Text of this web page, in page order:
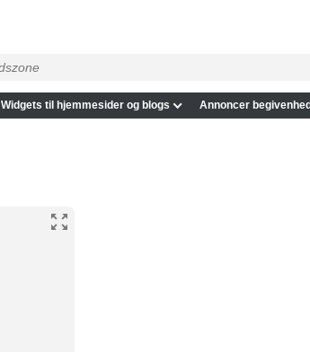
Widgets til hjemmesider og blogs Annoncer